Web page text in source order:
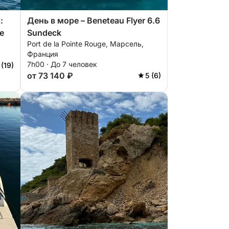
День в море – Beneteau Flyer 6.6
Sundeck
Port de la Pointe Rouge, Марсель,
Франция
7h00 · До 7 человек
от 73 140 ₽ 5 (6)